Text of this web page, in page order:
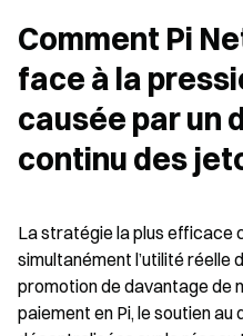
Comment Pi
face à la
causée par un
continu des
La stratégie la plus efficace
simultanément l’utilité réelle
promotion de davantage de
paiement en Pi, le soutien au